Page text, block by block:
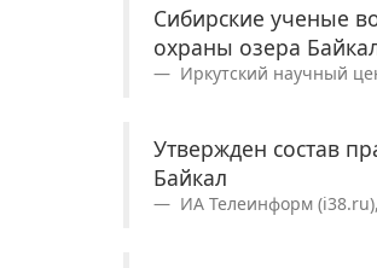
Сибирские ученые
охраны озера
Иркутский научный
Утвержден состав
Байкал
ИА Телеинформ